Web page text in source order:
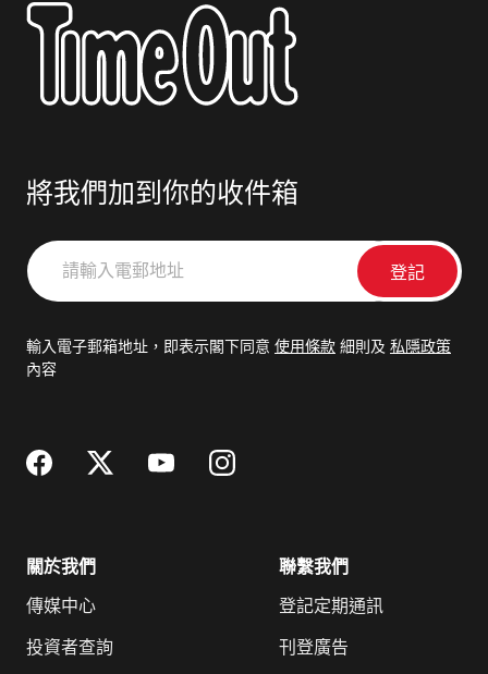
將我們加到你的收件箱
請
輸
郵
輸入電子郵箱地址，即表示閣下同意 使用條款 細則及 私隱政策
內容
關於我們
傳媒中心
投資者查詢
聯繫我們
登記定期通訊
刊登廣告